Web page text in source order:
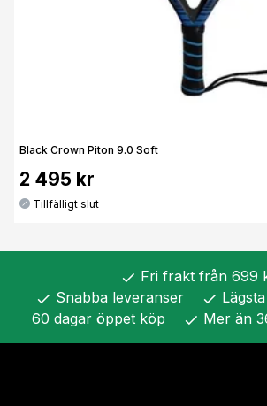
Black Crown Piton 9.0 Soft
2 495 kr
Tillfälligt slut
check Fri frakt från 699
check Snabba leveranser check
60 dagar öppet köp check Mer än